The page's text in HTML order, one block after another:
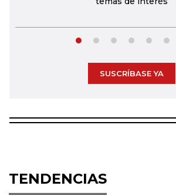
SUSCRÍBASE YA
TENDENCIAS